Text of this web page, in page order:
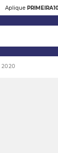
Aplique
VINHO
DOC
2020